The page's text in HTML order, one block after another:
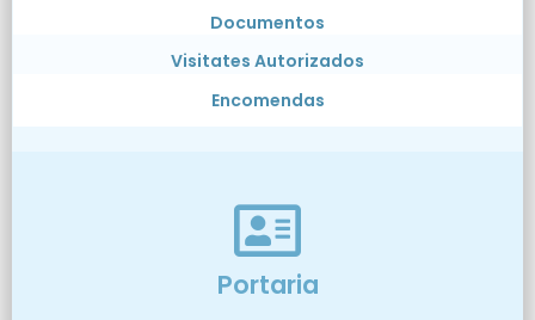
Documentos
Visitates Autorizados
Encomendas
Portaria